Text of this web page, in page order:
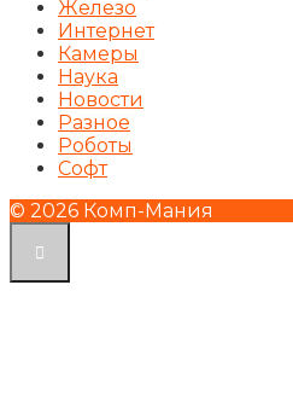
Железо
Интернет
Камеры
Наука
Новости
Разное
Роботы
Софт
© 2026 Комп-Мания